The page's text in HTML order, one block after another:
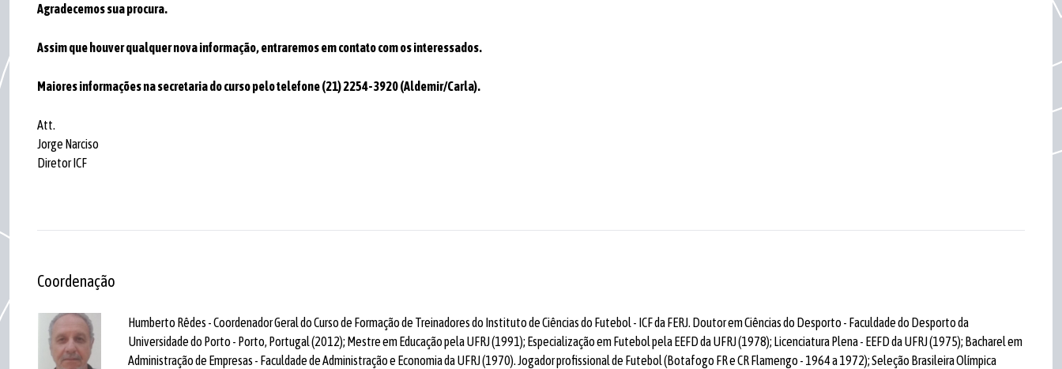
Agradecemos sua procura.
Assim que houver qualquer nova informação, entraremos em contato com os interessados.
Maiores informações na secretaria do curso pelo telefone (21) 2254-3920 (Aldemir/Carla).
Att.
Jorge Narciso
Diretor ICF
Coordenação
Humberto Rêdes - Coordenador Geral do Curso de Formação de Treinadores do Instituto de Ciências do Futebol - ICF da FERJ. Doutor em Ciências do Desporto - Faculdade do Desporto da
Universidade do Porto - Porto, Portugal (2012); Mestre em Educação pela UFRJ (1991); Especialização em Futebol pela EEFD da UFRJ (1978); Licenciatura Plena - EEFD da UFRJ (1975); Bacharel em
Administração de Empresas - Faculdade de Administração e Economia da UFRJ (1970). Jogador profissional de Futebol (Botafogo FR e CR Flamengo - 1964 a 1972); Seleção Brasileira Olímpica